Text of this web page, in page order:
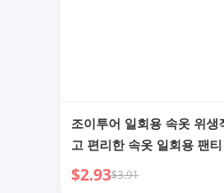
조이투어 일회용 속옷 위생
고 편리한 속옷 일회용 팬티
소녀 산후조리 기간
$2.93$3.91